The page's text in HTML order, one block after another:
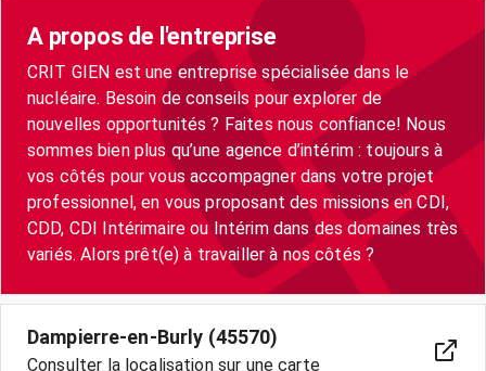
A propos de l'entreprise
CRIT GIEN est une entreprise spécialisée dans le
nucléaire. Besoin de conseils pour explorer de
nouvelles opportunités ? Faites nous confiance! Nous
sommes bien plus qu’une agence d’intérim : toujours à
vos côtés pour vous accompagner dans votre projet
professionnel, en vous proposant des missions en CDI,
CDD, CDI Intérimaire ou Intérim dans des domaines très
variés. Alors prêt(e) à travailler à nos côtés ?
Dampierre-en-Burly (45570)
Consulter la localisation sur une carte